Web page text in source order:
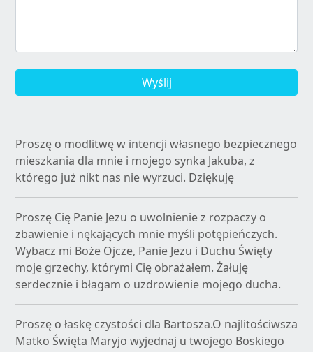
Wyślij
Proszę o modlitwę w intencji własnego bezpiecznego
mieszkania dla mnie i mojego synka Jakuba, z
którego już nikt nas nie wyrzuci. Dziękuję
Proszę Cię Panie Jezu o uwolnienie z rozpaczy o
zbawienie i nękających mnie myśli potępieńczych.
Wybacz mi Boże Ojcze, Panie Jezu i Duchu Święty
moje grzechy, którymi Cię obrażałem. Żałuję
serdecznie i błagam o uzdrowienie mojego ducha.
Proszę o łaskę czystości dla Bartosza.O najlitościwsza
Matko Święta Maryjo wyjednaj u twojego Boskiego